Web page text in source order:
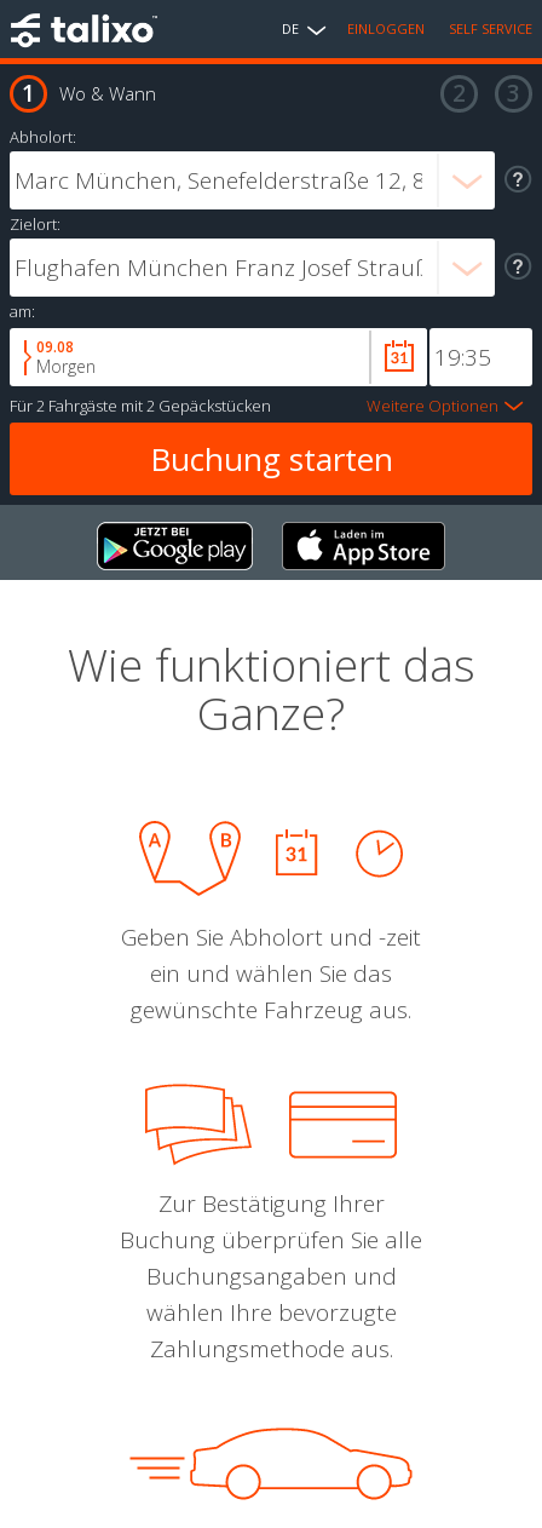
DE EINLOGGEN SELF SERVICE
Wo & Wann
Abholort:
Zielort:
am:
09.08
Morgen
Für2 Fahrgäste mit2 Gepäckstücken Weitere Optionen
Wie funktioniert das
Ganze?
Geben Sie Abholort und -zeit
ein und wählen Sie das
gewünschte Fahrzeug aus.
Zur Bestätigung Ihrer
Buchung überprüfen Sie alle
Buchungsangaben und
wählen Ihre bevorzugte
Zahlungsmethode aus.